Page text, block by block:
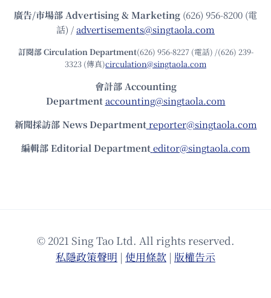
廣告/市場部Advertising & Marketing (626) 956-8200 (電
話) /advertisements@singtaola.com
訂閱部 Circulation Department(626) 956-8227 (電話) /(626) 239-
3323 (傳真)circulation@singtaola.com
會計部 Accounting
Department accounting@singtaola.com
新聞採訪部 News Department reporter@singtaola.com
編輯部 Editorial Department editor@singtaola.com
© 2021 Sing Tao Ltd. All rights reserved.
私隱政策聲明 | 使⽤條款 | 版權告⽰